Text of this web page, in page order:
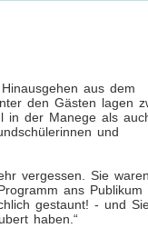
aus dem
den Gästen lagen
in der Manege als
und
vergessen. Sie waren
ans Publikum
gestaunt! - und
haben.“